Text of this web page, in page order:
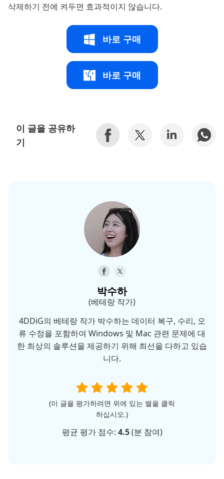
삭제하기 전에 켜두면 효과적이지 않습니다.
바로 구매
바로 구매
이 글을 공유하
기
박수하
(베테랑 작가)
4DDiG의 베테랑 작가 박수하는 데이터 복구, 수리, 오
류 수정을 포함하여 Windows 및 Mac 관련 문제에 대
한 최상의 솔루션을 제공하기 위해 최선을 다하고 있습
니다.
(이 글을 평가하려면 위에 있는 별을 클릭
하십시오.)
평균 평가 점수: 4.5(분 참여)